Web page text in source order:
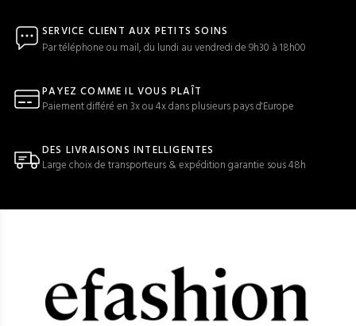
SERVICE CLIENT AUX PETITS SOINS
Par téléphone ou mail, du lundi au vendredi de 9h30 à 18h00
PAYEZ COMME IL VOUS PLAÎT
Paiement différé en 3x ou 4x dans plusieurs pays d'Europe
DES LIVRAISONS INTELLIGENTES
Large choix de transporteurs & expédition garantie sous 48h